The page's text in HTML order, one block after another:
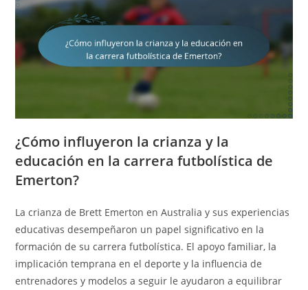
¿Cómo influyeron la crianza y la
educación en la carrera futbolística de
Emerton?
La crianza de Brett Emerton en Australia y sus experiencias
educativas desempeñaron un papel significativo en la
formación de su carrera futbolística. El apoyo familiar, la
implicación temprana en el deporte y la influencia de
entrenadores y modelos a seguir le ayudaron a equilibrar